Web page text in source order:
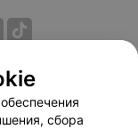
оплаты
сервиса
сбора